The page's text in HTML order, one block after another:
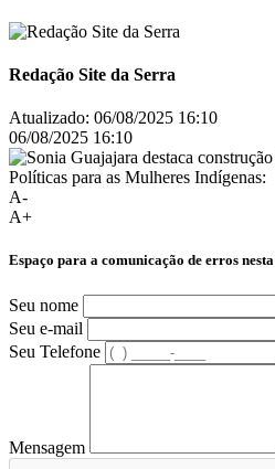
Redação Site da Serra
Atualizado: 06/08/2025 16:10
06/08/2025 16:10
A-
A+
Espaço para a comunicação de erros
Seu nome
Seu e-mail
Seu Telefone
Mensagem